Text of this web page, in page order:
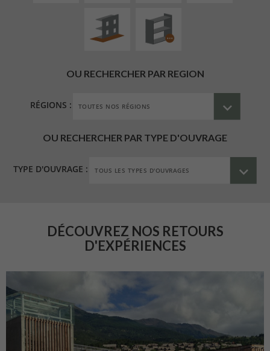
OU RECHERCHER PAR REGION
RÉGIONS :
OU RECHERCHER PAR TYPE D'OUVRAGE
TYPE D'OUVRAGE :
DÉCOUVREZ NOS RETOURS
D'EXPÉRIENCES